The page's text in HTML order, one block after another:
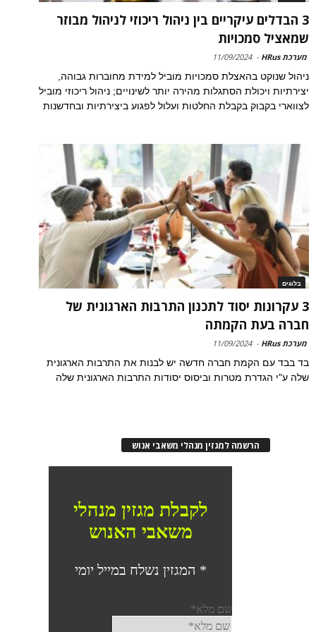
3 הבדלים עיקריים בין ניהול ריכוזי לניהול מבוזר
שמאציל סמכויות
מערכת HRus -
11/09/2024
ניהול שנוקט בהאצלת סמכויות מוביל למידת מחוברות גבוהה,
יצירתיות ויכולת הסתגלות מהירה יותר לשינויים; ניהול ריכוזי מוביל
לצווארי בקבוק בקבלת החלטות ועלול לפגוע ביצירתיות ובחדשנות
בלוגים
3 עקרונות יסוד לתכנון התרבות הארגונית של
חברה בעת הקמתה
מערכת HRus -
11/09/2024
בד בבד עם הקמת חברה חדשה יש לבנות את התרבות הארגונית
שלה ע"י הגדרת מטרות וביסוס יסודות התרבות הארגונית שלה
הרשמה למגזין מנהלי משאבי אנוש